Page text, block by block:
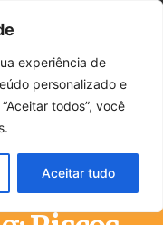
experiência de
personalizado e
todos”, você
Aceitar tudo